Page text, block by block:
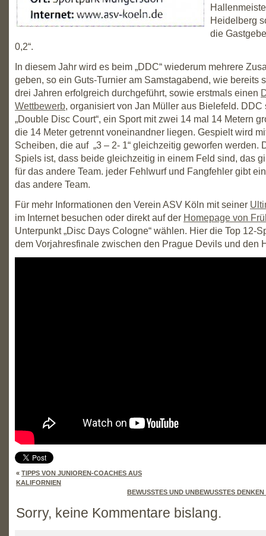
Heidelberg
die
0,2“.
In diesem Jahr wird es beim „DDC“ wiederum mehrere
geben, so ein Guts-Turnier am Samstagabend, wie bereits
drei Jahren erfolgreich durchgeführt, sowie erstmals einen
Wettbewerb, organisiert von Jan Müller aus Bielefeld. DDC
„Double Disc Court“, ein Sport mit zwei 14 mal 14 Metern
die 14 Meter getrennt voneinandner liegen. Gespielt wird
Scheiben, die auf „3 – 2- 1“ gleichzeitig geworfen werden.
Spiels ist, dass beide gleichzeitig in einem Feld sind, das
für das andere Team. jeder Fehlwurf und Fangfehler gibt
das andere Team.
Für mehr Informationen den Verein ASV Köln mit seiner
im Internet besuchen oder direkt auf der Homepage von
Unterpunkt „Disc Days Cologne“ wählen. Hier die Top 12-
dem Vorjahresfinale zwischen den Prague Devils und den
« TIPPS VON JUNIOREN-COACHES AUS
KALIFORNIEN
BEWUSSTES UND UNBEWUSSTES
Sorry, keine Kommentare bislang.